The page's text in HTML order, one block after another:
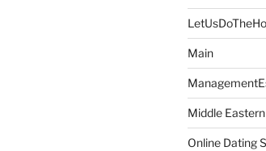
Main
Middle
Online Dating